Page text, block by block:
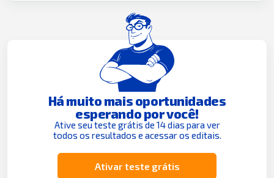
Há muito mais oportunidades
esperando por você!
Ative seu teste grátis de 14 dias para ver
todos os resultados e acessar os editais.
Ativar teste grátis